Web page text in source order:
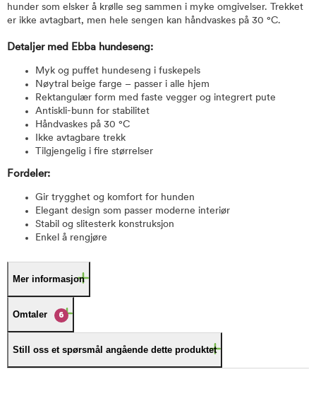
hunder som elsker å krølle seg sammen i myke omgivelser. Trekket
er ikke avtagbart, men hele sengen kan håndvaskes på 30 °C.
Detaljer med Ebba hundeseng:
Myk og puffet hundeseng i fuskepels
Nøytral beige farge – passer i alle hjem
Rektangulær form med faste vegger og integrert pute
Antiskli-bunn for stabilitet
Håndvaskes på 30 °C
Ikke avtagbare trekk
Tilgjengelig i fire størrelser
Fordeler:
Gir trygghet og komfort for hunden
Elegant design som passer moderne interiør
Stabil og slitesterk konstruksjon
Enkel å rengjøre
Mer informasjon
Omtaler 6
Still oss et spørsmål angående dette produktet